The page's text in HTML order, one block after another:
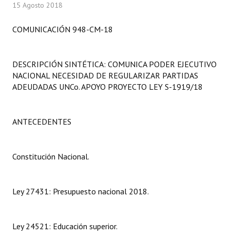
Comisiones Permanentes
Comisiones Especiales
Programas
Constitución Nacional
Carta Orgánica 2007
Organigrama
15 Agosto 2018
COMUNICACIÓN 948-CM-18
DESCRIPCIÓN SINTÉTICA: COMUNICA PODER EJECUTIVO
NACIONAL NECESIDAD DE REGULARIZAR PARTIDAS
ADEUDADAS UNCo. APOYO PROYECTO LEY S-1919/18
ANTECEDENTES
Constitución Nacional.
Ley 27431: Presupuesto nacional 2018.
Ley 24521: Educación superior.